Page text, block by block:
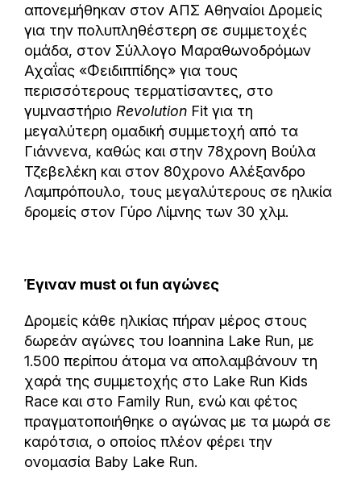
απονεμήθηκαν στον ΑΠΣ Αθηναίοι Δρομείς
για την πολυπληθέστερη σε συμμετοχές
ομάδα, στον Σύλλογο Μαραθωνοδρόμων
Αχαΐας «Φειδιππίδης» για τους
περισσότερους τερματίσαντες, στο
γυμναστήριο Revolution Fit για τη
μεγαλύτερη ομαδική συμμετοχή από τα
Γιάννενα, καθώς και στην 78χρονη Βούλα
Τζεβελέκη και στον 80χρονο Αλέξανδρο
Λαμπρόπουλο, τους μεγαλύτερους σε ηλικία
δρομείς στον Γύρο Λίμνης των 30 χλμ.
Έγιναν must οι fun αγώνες
Δρομείς κάθε ηλικίας πήραν μέρος στους
δωρεάν αγώνες του Ioannina Lake Run, με
1.500 περίπου άτομα να απολαμβάνουν τη
χαρά της συμμετοχής στο Lake Run Kids
Race και στο Family Run, ενώ και φέτος
πραγματοποιήθηκε ο αγώνας με τα μωρά σε
καρότσια, ο οποίος πλέον φέρει την
ονομασία Baby Lake Run.